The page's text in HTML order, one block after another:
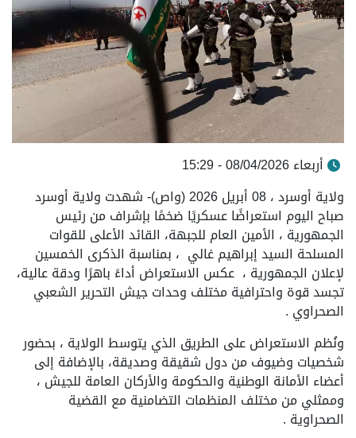
أربعاء 08/04/2026 - 15:29
ولاية أوسرد ، 08 أبريل 2026 (واص)- شهدت ولاية أوسرد
صباح اليوم استعراضًا عسكريًا ضخمًا بإشراف من رئيس
الجمهورية ، الأمين العام للجبهة، القائد الأعلى للقوات
المسلحة السيد إبراهيم غالي ، بمناسبة الذكرى الخمسين
لإعلان الجمهورية ، عكس الاستعراض أداءً باهرًا ودقة عالية،
تجسد قوة واحترافية مختلف وحدات جيش التحرير الشعبي
الصحراوي .
ونُظم الاستعراض على الطريق الذي يتوسط الولاية ، بحضور
شخصيات وضيوف من دول شقيقة وصديقة، بالإضافة إلى
أعضاء الأمانة الوطنية والحكومة والأركان العامة للجيش ،
وممثلي من مختلف المنظمات التضامنية مع القضية
الصحراوية .